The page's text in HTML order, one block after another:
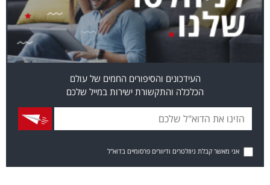
העידכונים והסיפורים החמים של עולם
הכלכלה והתקשורת ישירות במייל שלכם
אני מאשר קבלת ניוזלטרים ודיוורים פרסומיים בדוא"ל